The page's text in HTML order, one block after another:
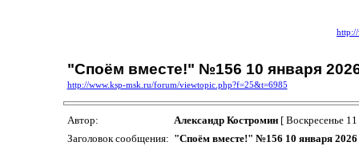
"Споём вместе!" №156 10 января
http://www.ksp-msk.ru/forum/viewtopic.php?f=25&t=6985
Автор: Александр Костромин[ Воскресенье
Заголовок сообщения: "Споём вместе!" №156 10 января 2026